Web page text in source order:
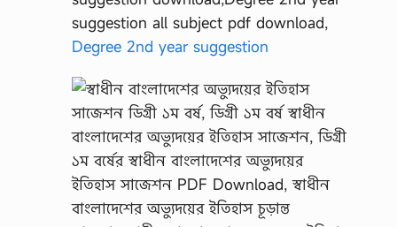
Degree 2nd year suggestion